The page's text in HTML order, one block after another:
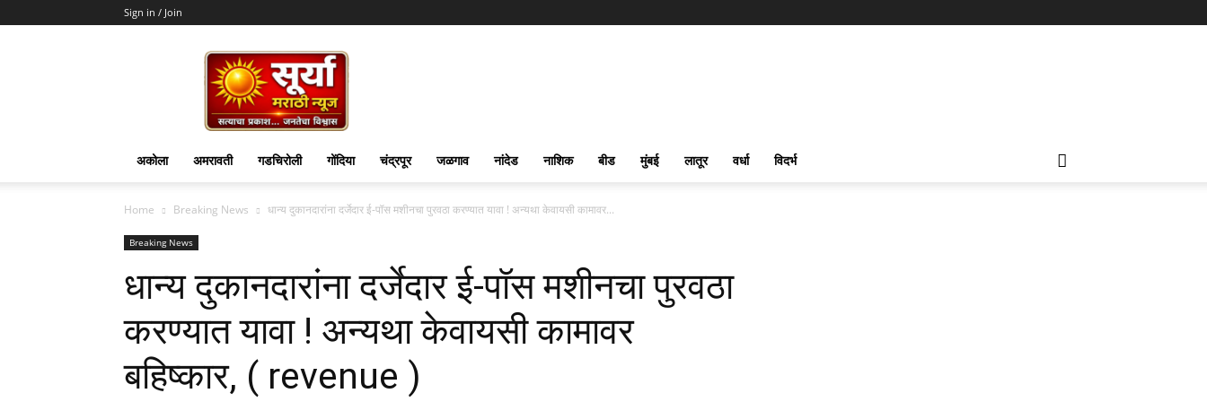
Sign in / Join
Surya
Marathi
News
अकोला अमरावती गडचिरोली गोंदिया चंद्रपूर जळगाव नांदेड नाशिक बीड मुंबई लातूर वर्धा विदर्भ
Home Breaking News धान्य दुकानदारांना दर्जेदार ई-पॉस मशीनचा पुरवठा करण्यात यावा ! अन्यथा केवायसी कामावर...
Breaking News
धान्य दुकानदारांना दर्जेदार ई-पॉस मशीनचा पुरवठा
करण्यात यावा ! अन्यथा केवायसी कामावर
बहिष्कार, ( revenue )